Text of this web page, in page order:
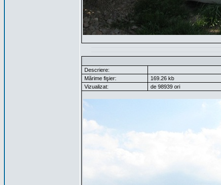
Descriere:
Mărime fişier:
169.26 kb
Vizualizat:
de 98939 ori